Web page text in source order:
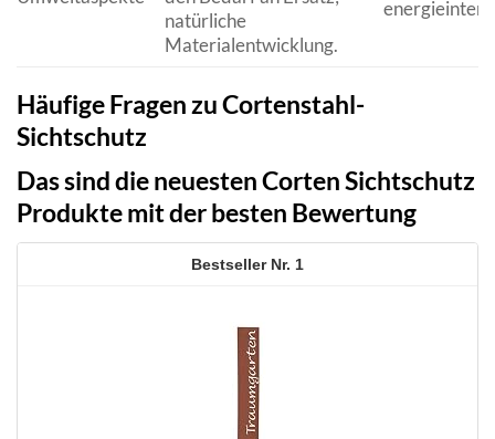
natürliche
Materialentwicklung.
Häufige Fragen zu Cortenstahl-
Sichtschutz
Das sind die neuesten Corten Sichtschutz
Produkte mit der besten Bewertung
1